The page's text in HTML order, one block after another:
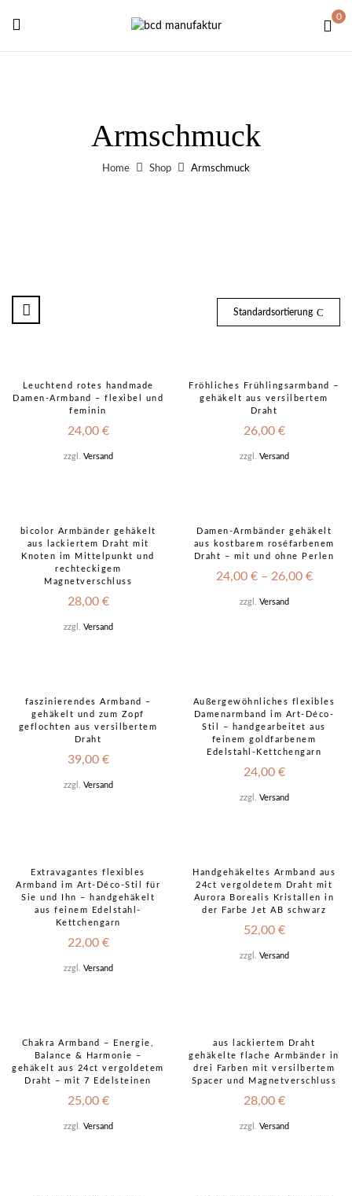
0
Armschmuck
Home Shop Armschmuck
Standardsortierung
Leuchtend rotes handmade
Damen-Armband – flexibel und
feminin
24,00 €
zzgl. Versand
Fröhliches Frühlingsarmband –
gehäkelt aus versilbertem
Draht
26,00 €
zzgl. Versand
bicolor Armbänder gehäkelt
aus lackiertem Draht mit
Knoten im Mittelpunkt und
rechteckigem
Magnetverschluss
28,00 €
zzgl. Versand
Damen-Armbänder gehäkelt
aus kostbarem roséfarbenem
Draht – mit und ohne Perlen
24,00 €– 26,00 €
zzgl. Versand
faszinierendes Armband –
gehäkelt und zum Zopf
geflochten aus versilbertem
Draht
39,00 €
zzgl. Versand
Außergewöhnliches flexibles
Damenarmband im Art-Déco-
Stil – handgearbeitet aus
feinem goldfarbenem
Edelstahl-Kettchengarn
24,00 €
zzgl. Versand
Extravagantes flexibles
Armband im Art-Déco-Stil für
Sie und Ihn – handgehäkelt
aus feinem Edelstahl-
Kettchengarn
22,00 €
zzgl. Versand
Handgehäkeltes Armband aus
24ct vergoldetem Draht mit
Aurora Borealis Kristallen in
der Farbe Jet AB schwarz
52,00 €
zzgl. Versand
Chakra Armband – Energie,
Balance & Harmonie –
gehäkelt aus 24ct vergoldetem
Draht – mit 7 Edelsteinen
25,00 €
zzgl. Versand
aus lackiertem Draht
gehäkelte flache Armbänder in
drei Farben mit versilbertem
Spacer und Magnetverschluss
28,00 €
zzgl. Versand